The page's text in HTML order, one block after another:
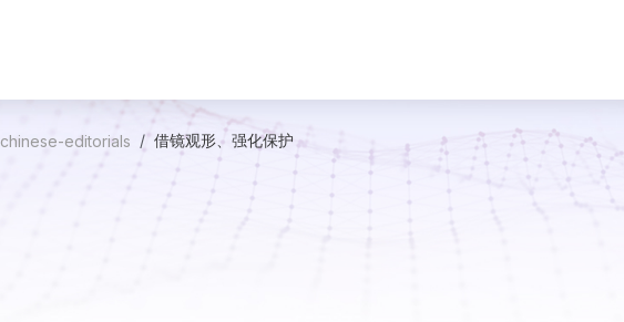
chinese-editorials 借镜观形、强化保护